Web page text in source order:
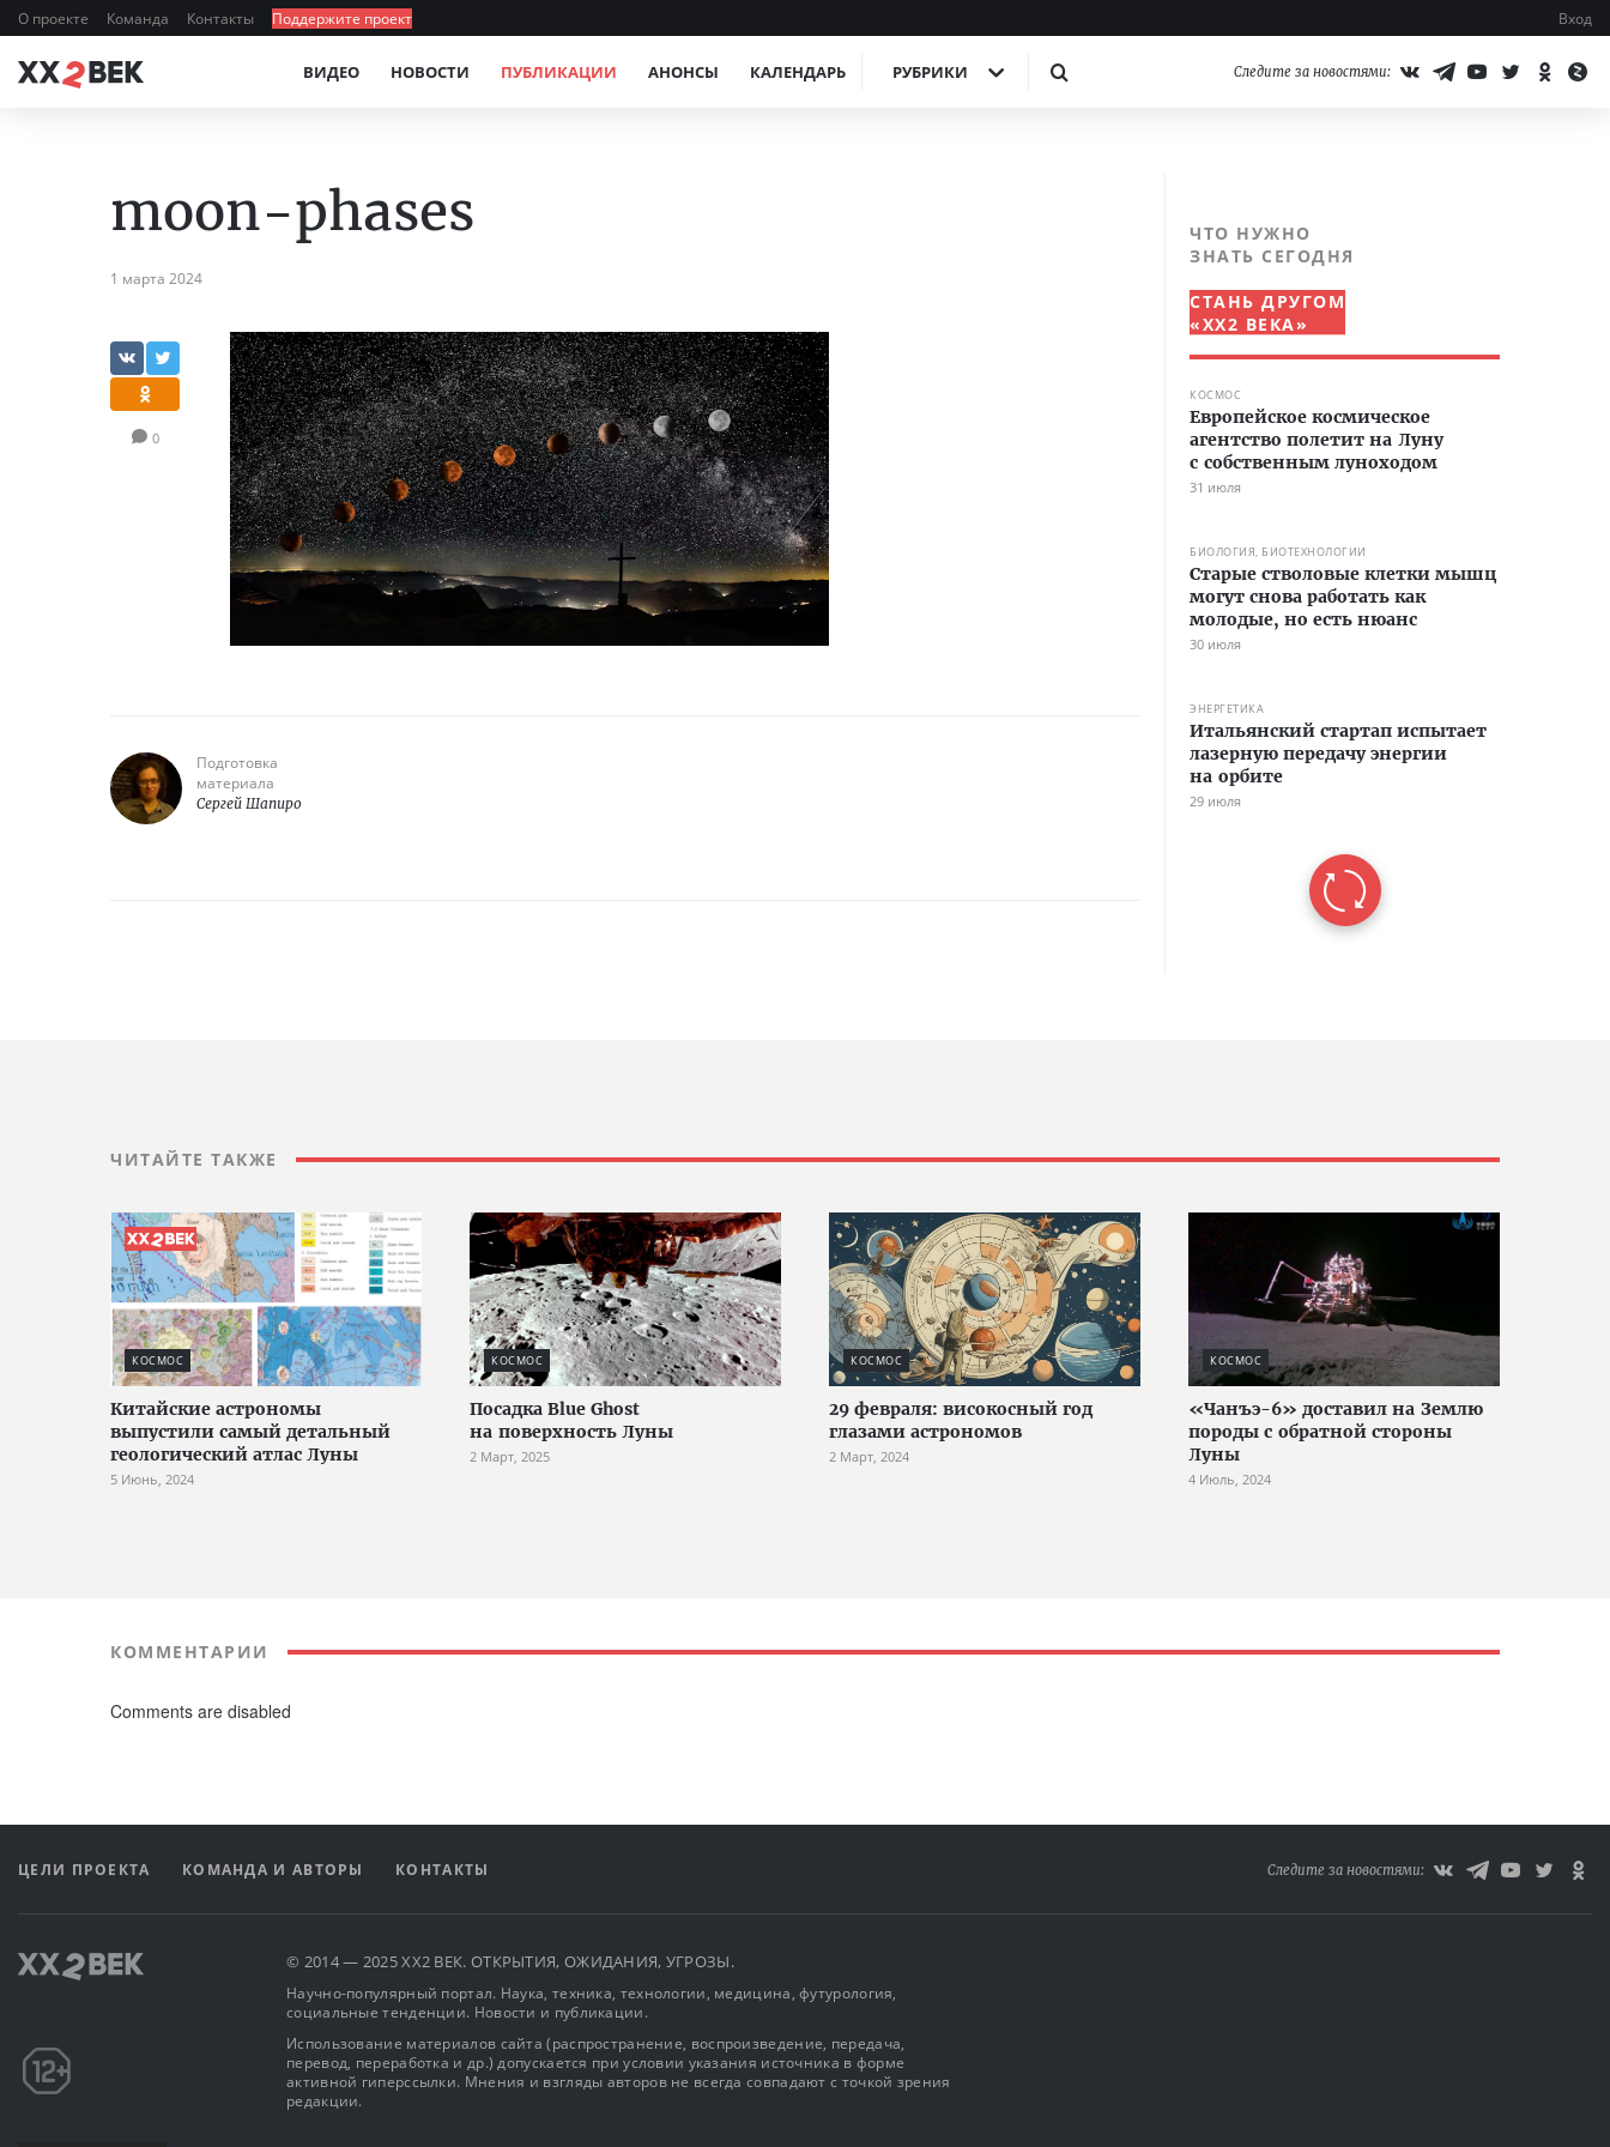
О проекте Команда Контакты Поддержите проект Вход
ВИДЕО НОВОСТИ ПУБЛИКАЦИИ АНОНСЫ КАЛЕНДАРЬ РУБРИКИ Следите за новостями:
moon-phases
1 марта 2024
0
Подготовка
материала
Сергей Шапиро
ЧТО НУЖНО
ЗНАТЬ СЕГОДНЯ
СТАНЬ ДРУГОМ
«XX2 ВЕКА»
КОСМОС
Европейское космическое
агентство полетит на Луну
с собственным луноходом
31 июля
БИОЛОГИЯ, БИОТЕХНОЛОГИИ
Старые стволовые клетки мышц
могут снова работать как
молодые, но есть нюанс
30 июля
ЭНЕРГЕТИКА
Итальянский стартап испытает
лазерную передачу энергии
на орбите
29 июля
ЧИТАЙТЕ ТАКЖЕ
КОСМОС
Китайские астрономы
выпустили самый детальный
геологический атлас Луны
5 Июнь, 2024
КОСМОС
Посадка Blue Ghost
на поверхность Луны
2 Март, 2025
КОСМОС
29 февраля: високосный год
глазами астрономов
2 Март, 2024
КОСМОС
«Чанъэ-6» доставил на Землю
породы с обратной стороны
Луны
4 Июль, 2024
КОММЕНТАРИИ
Comments are disabled
ЦЕЛИ ПРОЕКТА КОМАНДА И АВТОРЫ КОНТАКТЫ Следите за новостями:
© 2014 — 2025 XX2 ВЕК. ОТКРЫТИЯ, ОЖИДАНИЯ, УГРОЗЫ.
Научно-популярный портал. Наука, техника, технологии, медицина, футурология,
социальные тенденции. Новости и публикации.
Использование материалов сайта (распространение, воспроизведение, передача,
перевод, переработка и др.) допускается при условии указания источника в форме
активной гиперссылки. Мнения и взгляды авторов не всегда совпадают с точкой зрения
редакции.